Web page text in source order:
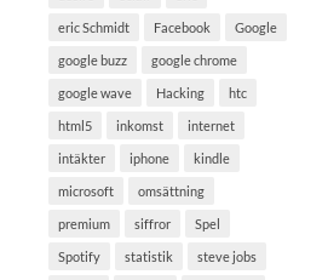
eric Schmidt Facebook Google
google buzz google chrome
google wave Hacking htc
html5 inkomst internet
intäkter iphone kindle
microsoft omsättning
premium siffror Spel
Spotify statistik steve jobs